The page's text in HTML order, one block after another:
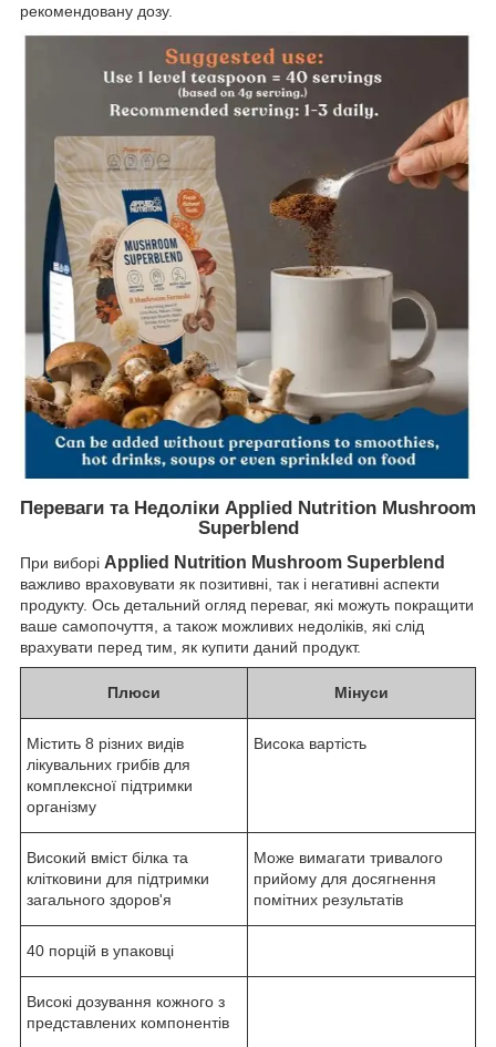
рекомендовану дозу.
Переваги та Недоліки Applied Nutrition Mushroom
Superblend
При виборі Applied Nutrition Mushroom Superblend
важливо враховувати як позитивні, так і негативні аспекти
продукту. Ось детальний огляд переваг, які можуть покращити
ваше самопочуття, а також можливих недоліків, які слід
врахувати перед тим, як купити даний продукт.
Плюси Мінуси
Містить 8 різних видів
лікувальних грибів для
комплексної підтримки
організму
Висока вартість
Високий вміст білка та
клітковини для підтримки
загального здоров'я
Може вимагати тривалого
прийому для досягнення
помітних результатів
40 порцій в упаковці
Високі дозування кожного з
представлених компонентів